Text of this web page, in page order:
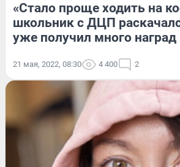
«Стало проще ходить на
школьник с ДЦП
уже получил много наград
21 мая, 2022, 08:30 4 400 2